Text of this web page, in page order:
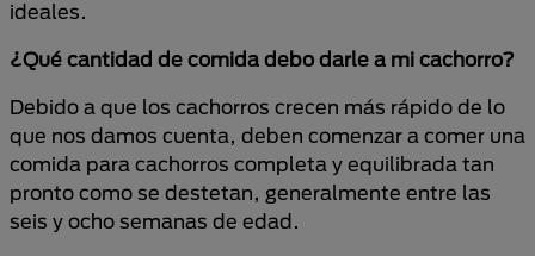
ideales.
¿Qué cantidad de comida debo darle a mi cachorro?
Debido a que los cachorros crecen más rápido de lo
que nos damos cuenta, deben comenzar a comer una
comida para cachorros completa y equilibrada tan
pronto como se destetan, generalmente entre las
seis y ocho semanas de edad.